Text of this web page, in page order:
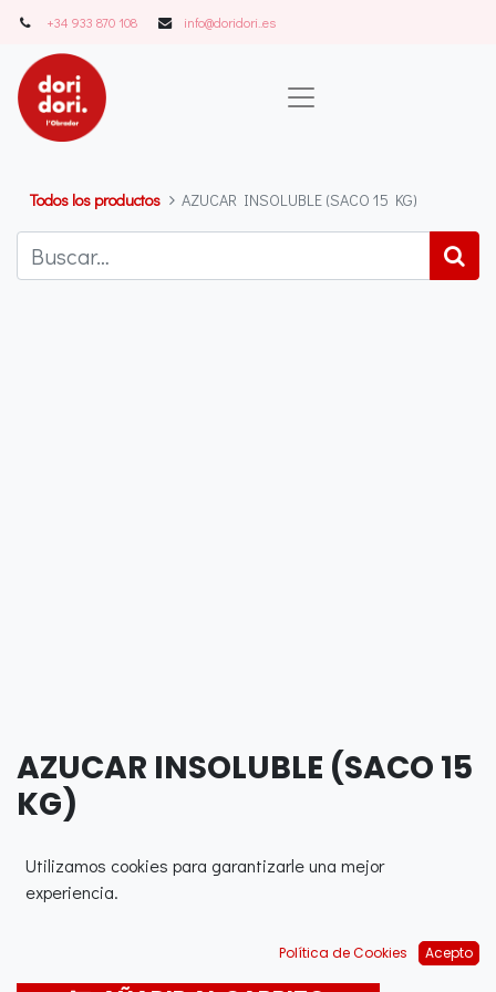
+34 933 870 108 info@doridori..es
Todos los productos AZUCAR INSOLUBLE (SACO 15 KG)
AZUCAR INSOLUBLE (SACO 15
KG)
0,00€
Utilizamos cookies para garantizarle una mejor
experiencia.
Política de Cookies Acepto